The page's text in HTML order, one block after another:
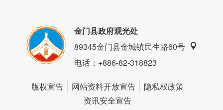
金门县政府观光处
89345金门县金城镇民生路60号
电话：+886-82-318823
版权宣告 网站资料开放宣告
隐私权政策
资讯安全宣告